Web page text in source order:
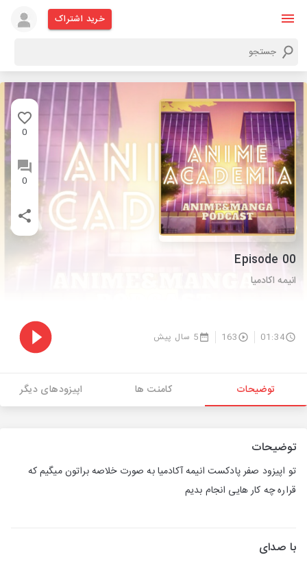
خرید اشتراک
0
0
Episode 00
انیمه اکادمیا
01:34
163 5 سال پیش
توضیحات کامنت ها اپیزودهای دیگر
توضیحات
تو اپیزود صفر پادکست انیمه آکادمیا به صورت خلاصه براتون میگیم که
قراره چه کار هایی انجام بدیم
با صدای